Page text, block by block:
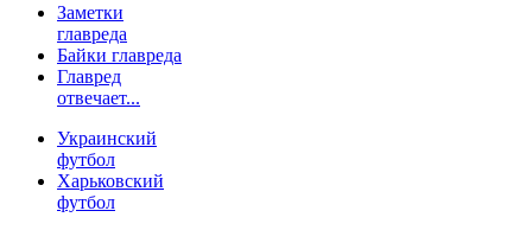
Заметки
главреда
Байки главреда
Главред
отвечает...
Украинский
футбол
Харьковский
футбол